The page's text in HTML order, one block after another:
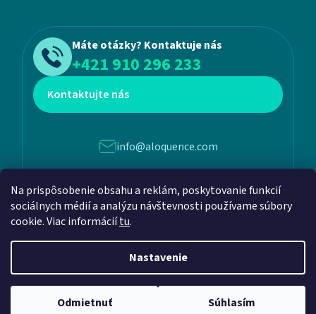
Na prispôsobenie obsahu a reklám, poskytovanie funkcií
sociálnych médií a analýzu návštevnosti používame súbory
cookie. Viac informáciítu.
Nastavenie
Odmietnuť Súhlasím
Máte otázky? Kontaktuje nás
+421 910 296 233
Kontaktujte nás
info@aloquence.com
Martina Benku 6, 952 01, Vráble
Vytvoril Shoptet a
Adatelier
Copyright 2026Aloquence . Všetky práva vyhradené.